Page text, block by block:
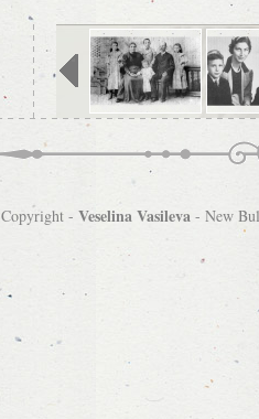
Copyright - Veselina Vasileva- New